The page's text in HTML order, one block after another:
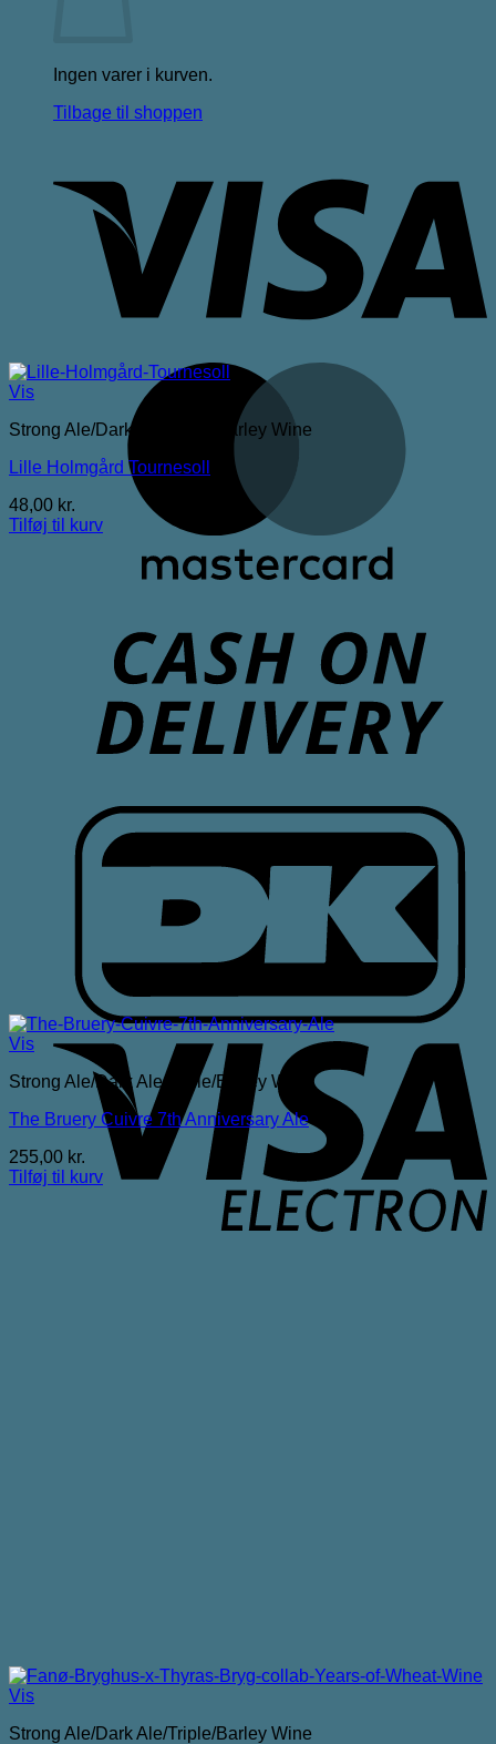
Ingen varer i kurven.
Tilbage til shoppen
Vis
Strong Ale/Dark Ale/Triple/Barley Wine
Lille Holmgård Tournesoll
48,00 kr.
Tilføj til kurv
Vis
Strong Ale/Dark Ale/Triple/Barley Wine
The Bruery Cuivre 7th Anniversary Ale
255,00 kr.
Tilføj til kurv
Vis
Strong Ale/Dark Ale/Triple/Barley Wine